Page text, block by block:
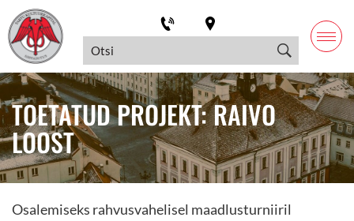
TOETATUD PROJEKT: RAIVO
LOOST
Osalemiseks rahvusvahelisel maadlusturniiril